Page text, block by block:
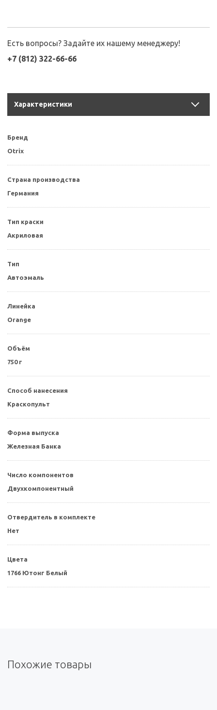
Есть вопросы? Задайте их нашему менеджеру!
+7 (812) 322-66-66
Характеристики
Бренд
Otrix
Страна производства
Германия
Тип краски
Акриловая
Тип
Автоэмаль
Линейка
Orange
Объём
750 г
Способ нанесения
Краскопульт
Форма выпуска
Железная Банка
Число компонентов
Двухкомпонентный
Отвердитель в комплекте
Нет
Цвета
1766 Ютонг Белый
Похожие товары